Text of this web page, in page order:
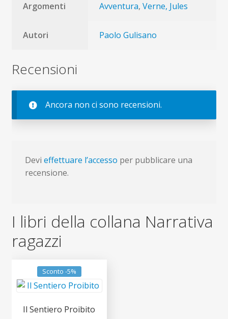
Argomenti Avventura,Verne, Jules
Autori Paolo Gulisano
Recensioni
Ancora non ci sono recensioni.
Devi effettuare l’accesso per pubblicare una
recensione.
I libri della collana Narrativa
ragazzi
Sconto -5%
Il Sentiero Proibito